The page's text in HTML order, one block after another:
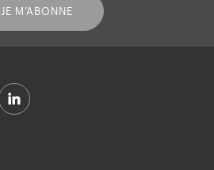
JE M’ABONNE
LinkedIn